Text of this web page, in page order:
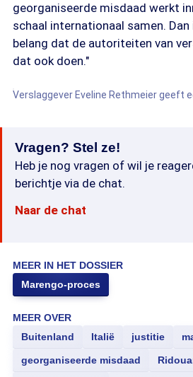
georganiseerde misdaad werkt
schaal internationaal samen.
belang dat de autoriteiten van
dat ook doen."
Verslaggever Eveline Rethmeier geeft
Vragen? Stel ze!
Heb je nog vragen of wil je
berichtje via de chat.
Naar de chat
MEER IN HET DOSSIER
Marengo-proces
MEER OVER
Buitenland
Italië justitie
georganiseerde misdaad